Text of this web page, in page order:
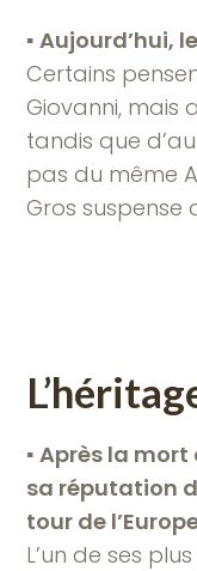
▪︎Aujourd’hui,
Certains
Giovanni, mais
tandis que
pas du même
Gros suspense
▪︎Après la mort
sa réputation
tour de
L’un de ses